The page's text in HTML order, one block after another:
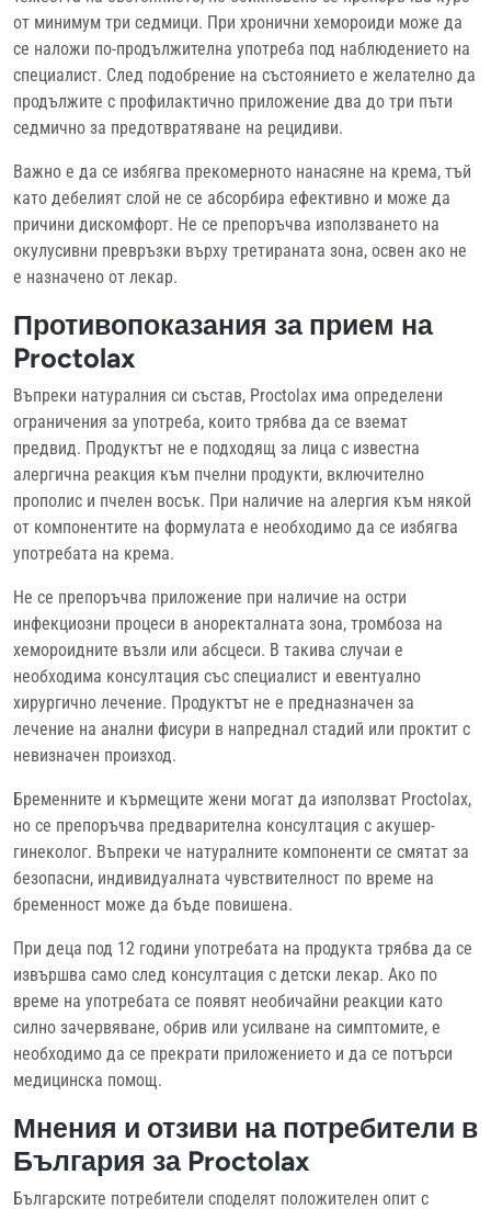
от минимум три седмици. При хронични хемороиди може да
се наложи по-продължителна употреба под наблюдението на
специалист. След подобрение на състоянието е желателно да
продължите с профилактично приложение два до три пъти
седмично за предотвратяване на рецидиви.
Важно е да се избягва прекомерното нанасяне на крема, тъй
като дебелият слой не се абсорбира ефективно и може да
причини дискомфорт. Не се препоръчва използването на
окулусивни превръзки върху третираната зона, освен ако не
е назначено от лекар.
Противопоказания за прием на
Proctolax
Въпреки натуралния си състав, Proctolax има определени
ограничения за употреба, които трябва да се вземат
предвид. Продуктът не е подходящ за лица с известна
алергична реакция към пчелни продукти, включително
прополис и пчелен восък. При наличие на алергия към някой
от компонентите на формулата е необходимо да се избягва
употребата на крема.
Не се препоръчва приложение при наличие на остри
инфекциозни процеси в аноректалната зона, тромбоза на
хемороидните възли или абсцеси. В такива случаи е
необходима консултация със специалист и евентуално
хирургично лечение. Продуктът не е предназначен за
лечение на анални фисури в напреднал стадий или проктит с
невизначен произход.
Бременните и кърмещите жени могат да използват Proctolax,
но се препоръчва предварителна консултация с акушер-
гинеколог. Въпреки че натуралните компоненти се смятат за
безопасни, индивидуалната чувствителност по време на
бременност може да бъде повишена.
При деца под 12 години употребата на продукта трябва да се
извършва само след консултация с детски лекар. Ако по
време на употребата се появят необичайни реакции като
силно зачервяване, обрив или усилване на симптомите, е
необходимо да се прекрати приложението и да се потърси
медицинска помощ.
Мнения и отзиви на потребители в
България за Proctolax
Българските потребители споделят положителен опит с